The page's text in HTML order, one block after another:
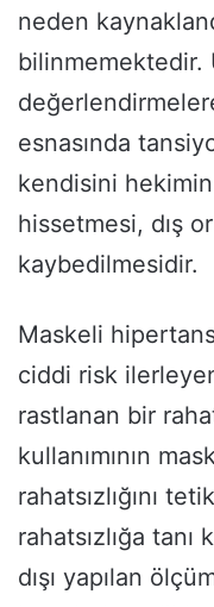
neden
bilinmemektedir.
esnasında
kendisini
hissetmesi, dış
kaybedilmesidir.
Maskeli
ciddi risk
rastlanan bir
kullanımının
rahatsızlığını
rahatsızlığa
dışı yapılan